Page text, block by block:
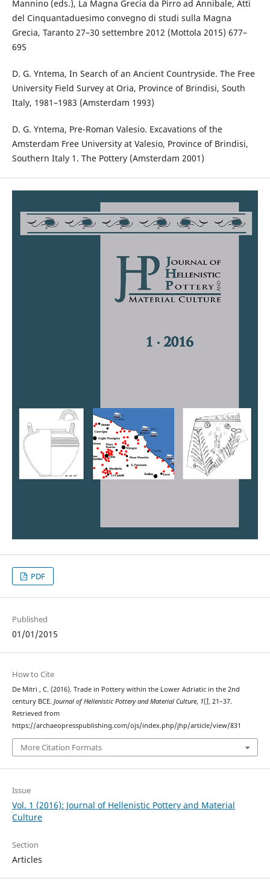
Mannino (eds.), La Magna Grecia da Pirro ad Annibale, Atti
del Cinquantaduesimo convegno di studi sulla Magna
Grecia, Taranto 27–30 settembre 2012 (Mottola 2015) 677–
695
D. G. Yntema, In Search of an Ancient Countryside. The Free
University Field Survey at Oria, Province of Brindisi, South
Italy, 1981–1983 (Amsterdam 1993)
D. G. Yntema, Pre-Roman Valesio. Excavations of the
Amsterdam Free University at Valesio, Province of Brindisi,
Southern Italy 1. The Pottery (Amsterdam 2001)
PDF
Published
01/01/2015
How to Cite
De Mitri , C. (2016). Trade in Pottery within the Lower Adriatic in the 2nd
century BCE. Journal of Hellenistic Pottery and Material Culture, 1(`), 21–37.
Retrieved from
https://archaeopresspublishing.com/ojs/index.php/jhp/article/view/831
More Citation Formats
Issue
Vol. 1 (2016): Journal of Hellenistic Pottery and Material
Culture
Section
Articles